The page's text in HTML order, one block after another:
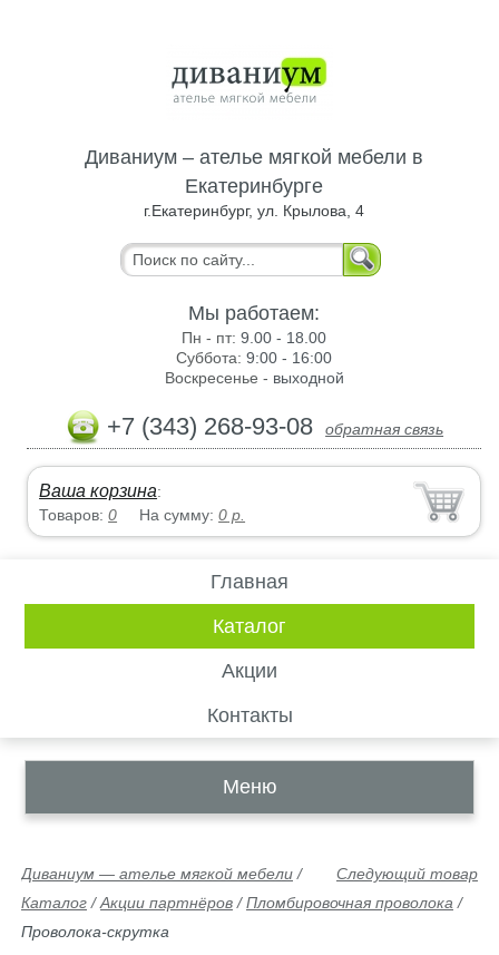
Диваниум – ателье мягкой мебели в
Екатеринбурге
г.Екатеринбург, ул. Крылова, 4
Мы работаем:
Пн - пт:9.00 - 18.00
Суббота:9:00 - 16:00
Воскресенье - выходной
+7 (343) 268-93-08 обратная связь
Ваша корзина:
Товаров:0 На сумму:0 р.
Главная
Каталог
Акции
Контакты
Меню
Следующий товар
Диваниум — ателье мягкой мебели /
Каталог /Акции партнёров /Пломбировочная проволока /
Проволока-скрутка